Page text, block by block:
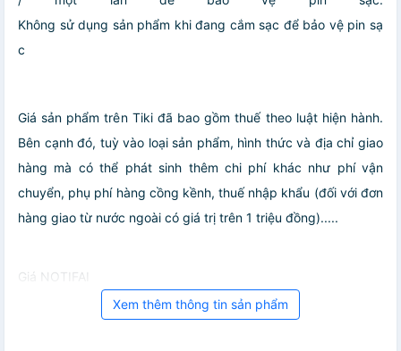
Không sử dụng sản phẩm khi đang cắm sạc để bảo vệ pin sạ
c
Giá sản phẩm trên Tiki đã bao gồm thuế theo luật hiện hành.
Bên cạnh đó, tuỳ vào loại sản phẩm, hình thức và địa chỉ giao
hàng mà có thể phát sinh thêm chi phí khác như phí vận
chuyển, phụ phí hàng cồng kềnh, thuế nhập khẩu (đối với đơn
hàng giao từ nước ngoài có giá trị trên 1 triệu đồng).....
Giá NOTIFAI
Xem thêm thông tin sản phẩm